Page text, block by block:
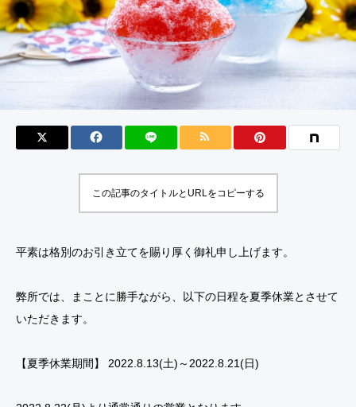
この記事のタイトルとURLをコピーする
平素は格別のお引き立てを賜り厚く御礼申し上げます。
弊所では、まことに勝手ながら、以下の日程を夏季休業とさせて
いただきます。
【夏季休業期間】 2022.8.13(土)～2022.8.21(日)